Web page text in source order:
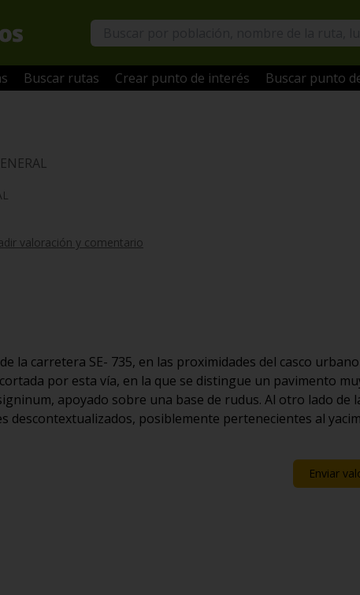
Buscar rutas Crear punto de interés Buscar punto
valoración y comentario
la carretera SE- 735, en las proximidades del casco
por esta vía, en la que se distingue un pavimento
apoyado sobre una base de rudus. Al otro lado de
descontextualizados, posiblemente pertenecientes al
Enviar